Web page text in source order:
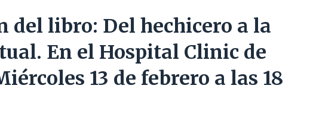
del libro: Del hechicero a la
En el Hospital Clinic de
13 de febrero a las 18